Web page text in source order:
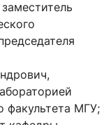
факультета МГУ;